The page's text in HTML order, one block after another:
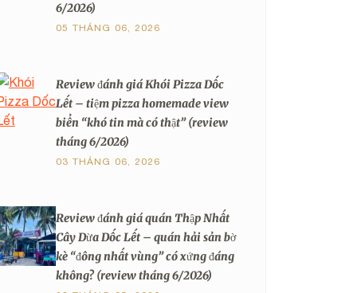
6/2026)
05 THÁNG 06, 2026
Review đánh giá Khói Pizza Dốc
Lết – tiệm pizza homemade view
biển “khó tin mà có thật” (review
tháng 6/2026)
03 THÁNG 06, 2026
Review đánh giá quán Thập Nhất
Cây Dừa Dốc Lết – quán hải sản bờ
kè “đông nhất vùng” có xứng đáng
không? (review tháng 6/2026)